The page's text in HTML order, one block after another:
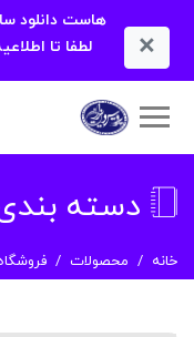
×
هاست دانلود
لطفا تا
دسته
خانه محصولات